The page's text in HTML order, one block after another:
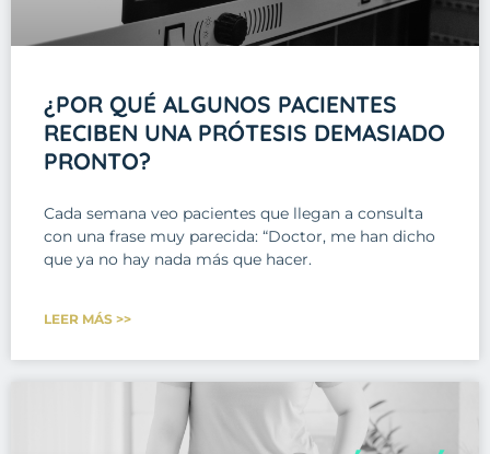
¿POR QUÉ ALGUNOS PACIENTES
RECIBEN UNA PRÓTESIS DEMASIADO
PRONTO?
Cada semana veo pacientes que llegan a consulta
con una frase muy parecida: “Doctor, me han dicho
que ya no hay nada más que hacer.
LEER MÁS >>